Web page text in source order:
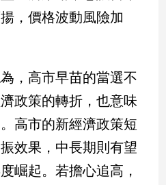
，價格波動風險加
，高市早苗的當選不
政策的轉折，也意味
高市的新經濟政策短
效果，中長期則有望
崛起。若擔心追高，